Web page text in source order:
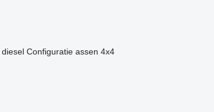
diesel Configuratie assen 4x4